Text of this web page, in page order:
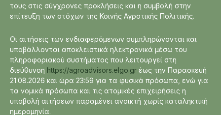
τους στις σύγχρονες προκλήσεις και η συμβολή στην
επίτευξη των στόχων της Κοινής Αγροτικής Πολιτικής.
Οι αιτήσεις των ενδιαφερόμενων συμπληρώνονται και
υποβάλλονται αποκλειστικά ηλεκτρονικά μέσω του
πληροφοριακού συστήματος που λειτουργεί στη
διεύθυνση https://agroadvisors.elgo.gr έως την Παρασκευή
21.08.2026 και ώρα 23:59 για τα φυσικά πρόσωπα, ενώ για
τα νομικά πρόσωπα και τις ατομικές επιχειρήσεις η
υποβολή αιτήσεων παραμένει ανοικτή χωρίς καταληκτική
ημερομηνία.